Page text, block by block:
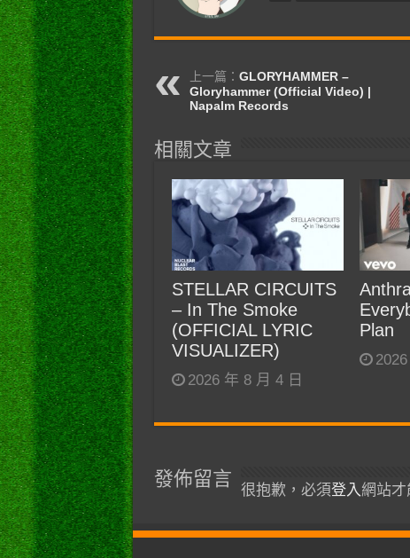
上一篇： GLORYHAMMER –
Gloryhammer (Official Video) |
Napalm Records
相關文章
STELLAR CIRCUITS
– In The Smoke
(OFFICIAL LYRIC
VISUALIZER)
2026 年 8 月 4 日
Plan
發佈留言
很抱歉，必須登入網站才